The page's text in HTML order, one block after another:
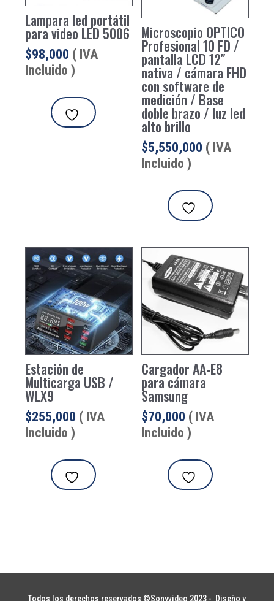
Lampara led portátil
para video LED 5006
$98,000 ( IVA
Incluido )
Microscopio OPTICO
Profesional 10 FD /
pantalla LCD 12″
nativa / cámara FHD
con software de
medición / Base
doble brazo / luz led
alto brillo
$5,550,000 ( IVA
Incluido )
Estación de
Multicarga USB /
WLX9
$255,000 ( IVA
Incluido )
Cargador AA-E8
para cámara
Samsung
$70,000 ( IVA
Incluido )
Todos los derechos reservados ©Sonyvideo 2023 - Diseño y